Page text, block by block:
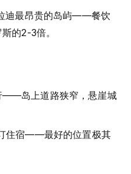
迪最昂贵的岛屿——餐饮
的2-3倍。
——岛上道路狭窄，悬崖城
住宿——最好的位置极其